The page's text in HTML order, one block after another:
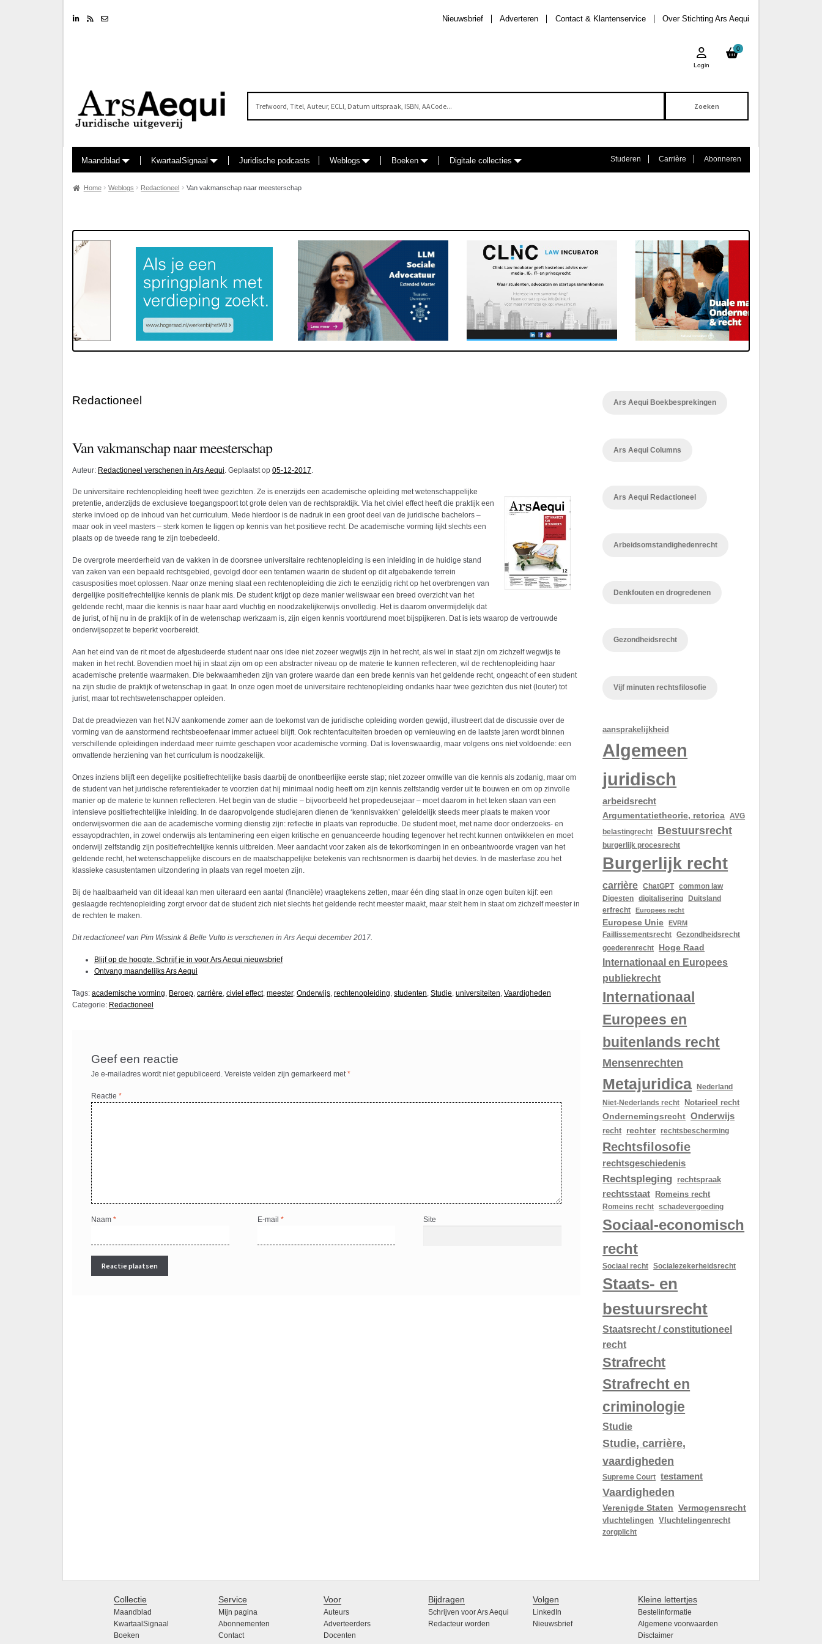
LinkedinRSS feed Over Stichting Ars Aequi
Contact & Klantenservice
Adverteren
Nieuwsbrief
0
Login
Maandblad KwartaalSignaal Juridische podcasts Weblogs Boeken Digitale collecties Studeren Carrière Abonneren
Home Weblogs Redactioneel Van vakmanschap naar meesterschap
Redactioneel
Van vakmanschap naar meesterschap
Auteur: Redactioneel verschenen in Ars Aequi. Geplaatst op 05-12-2017.
De universitaire rechtenopleiding heeft twee gezichten. Ze is enerzijds een academische opleiding met wetenschappelijke
pretentie, anderzijds de exclusieve toegangspoort tot grote delen van de rechtspraktijk. Via het civiel effect heeft die praktijk een
sterke invloed op de inhoud van het curriculum. Mede hierdoor is de nadruk in een groot deel van de juridische bachelors –
maar ook in veel masters – sterk komen te liggen op kennis van het positieve recht. De academische vorming lijkt slechts een
plaats op de tweede rang te zijn toebedeeld.
De overgrote meerderheid van de vakken in de doorsnee universitaire rechtenopleiding is een inleiding in de huidige stand
van zaken van een bepaald rechtsgebied, gevolgd door een tentamen waarin de student op dit afgebakende terrein
casusposities moet oplossen. Naar onze mening slaat een rechtenopleiding die zich te eenzijdig richt op het overbrengen van
dergelijke positiefrechtelijke kennis de plank mis. De student krijgt op deze manier weliswaar een breed overzicht van het
geldende recht, maar die kennis is naar haar aard vluchtig en noodzakelijkerwijs onvolledig. Het is daarom onvermijdelijk dat
de jurist, of hij nu in de praktijk of in de wetenschap werkzaam is, zijn eigen kennis voortdurend moet bijspijkeren. Dat is iets waarop de vertrouwde
onderwijsopzet te beperkt voorbereidt.
Aan het eind van de rit moet de afgestudeerde student naar ons idee niet zozeer wegwijs zijn in het recht, als wel in staat zijn om zichzelf wegwijs te
maken in het recht. Bovendien moet hij in staat zijn om op een abstracter niveau op de materie te kunnen reflecteren, wil de rechtenopleiding haar
academische pretentie waarmaken. Die bekwaamheden zijn van grotere waarde dan een brede kennis van het geldende recht, ongeacht of een student
na zijn studie de praktijk of wetenschap in gaat. In onze ogen moet de universitaire rechtenopleiding ondanks haar twee gezichten dus niet (louter) tot
jurist, maar tot rechtswetenschapper opleiden.
Dat de preadviezen van het NJV aankomende zomer aan de toekomst van de juridische opleiding worden gewijd, illustreert dat de discussie over de
vorming van de aanstormend rechtsbeoefenaar immer actueel blijft. Ook rechtenfaculteiten broeden op vernieuwing en de laatste jaren wordt binnen
verschillende opleidingen inderdaad meer ruimte geschapen voor academische vorming. Dat is lovenswaardig, maar volgens ons niet voldoende: een
omvattende herziening van het curriculum is noodzakelijk.
Onzes inziens blijft een degelijke positiefrechtelijke basis daarbij de onontbeerlijke eerste stap; niet zozeer omwille van die kennis als zodanig, maar om
de student van het juridische referentiekader te voorzien dat hij minimaal nodig heeft om zijn kennis zelfstandig verder uit te bouwen en om op zinvolle
manier op de materie te kunnen reflecteren. Het begin van de studie – bijvoorbeeld het propedeusejaar – moet daarom in het teken staan van een
intensieve positiefrechtelijke inleiding. In de daaropvolgende studiejaren dienen de ‘kennisvakken’ geleidelijk steeds meer plaats te maken voor
onderwijsvormen die aan de academische vorming dienstig zijn: reflectie in plaats van reproductie. De student moet, met name door onderzoeks- en
essayopdrachten, in zowel onderwijs als tentaminering een eigen kritische en genuanceerde houding tegenover het recht kunnen ontwikkelen en moet
onderwijl zelfstandig zijn positiefrechtelijke kennis uitbreiden. Meer aandacht voor zaken als de tekortkomingen in en onbeantwoorde vragen van het
geldende recht, het wetenschappelijke discours en de maatschappelijke betekenis van rechtsnormen is daarbij het devies. In de masterfase zou het
klassieke casustentamen uitzondering in plaats van regel moeten zijn.
Bij de haalbaarheid van dit ideaal kan men uiteraard een aantal (financiële) vraagtekens zetten, maar één ding staat in onze ogen buiten kijf: een
geslaagde rechtenopleiding zorgt ervoor dat de student zich niet slechts het geldende recht meester maakt, maar stelt hem in staat om zichzelf meester in
de rechten te maken.
Dit redactioneel van Pim Wissink & Belle Vulto is verschenen in Ars Aequi december 2017.
Blijf op de hoogte. Schrijf je in voor Ars Aequi nieuwsbrief
Ontvang maandelijks Ars Aequi
Tags: academische vorming, Beroep, carrière, civiel effect, meester, Onderwijs, rechtenopleiding, studenten, Studie, universiteiten, Vaardigheden
Categorie: Redactioneel
Geef een reactie
Je e-mailadres wordt niet gepubliceerd. Vereiste velden zijn gemarkeerd met*
Reactie*
Naam* E-mail * Site
Ars Aequi Boekbesprekingen
Ars Aequi Columns
Ars Aequi Redactioneel
Arbeidsomstandighedenrecht
Denkfouten en drogredenen
Gezondheidsrecht
Vijf minuten rechtsfilosofie
aansprakelijkheid
Algemeen
juridisch
arbeidsrecht
Argumentatietheorie, retorica AVG
belastingrecht Bestuursrecht
burgerlijk procesrecht
Burgerlijk recht
carrière ChatGPT common law
Digesten
digitalisering
Duitsland
erfrecht
Europees recht
Europese Unie
EVRM
Faillissementsrecht
Gezondheidsrecht
goederenrecht
Hoge Raad
Internationaal en Europees
publiekrecht
Internationaal
Europees en
buitenlands recht
Mensenrechten
Metajuridica Nederland
Niet-Nederlands recht
Notarieel recht
Ondernemingsrecht Onderwijs
recht rechter rechtsbescherming
Rechtsfilosofie
rechtsgeschiedenis
Rechtspleging rechtspraak
rechtsstaat Romeins recht
Romeins recht schadevergoeding
Sociaal-economisch
recht
Sociaal recht Socialezekerheidsrecht
Staats- en
bestuursrecht
Staatsrecht / constitutioneel
recht
Strafrecht
Strafrecht en
criminologie
Studie
Studie, carrière,
vaardigheden
Supreme Court testament
Vaardigheden
Verenigde Staten
Vermogensrecht
vluchtelingen
Vluchtelingenrecht
zorgplicht
Collectie
Maandblad
KwartaalSignaal
Boeken
Service
Mijn pagina
Abonnementen
Contact
Voor
Auteurs
Adverteerders
Docenten
Bijdragen
Schrijven voor Ars Aequi
Redacteur worden
Volgen
LinkedIn
Nieuwsbrief
Kleine lettertjes
Bestelinformatie
Algemene voorwaarden
Disclaimer